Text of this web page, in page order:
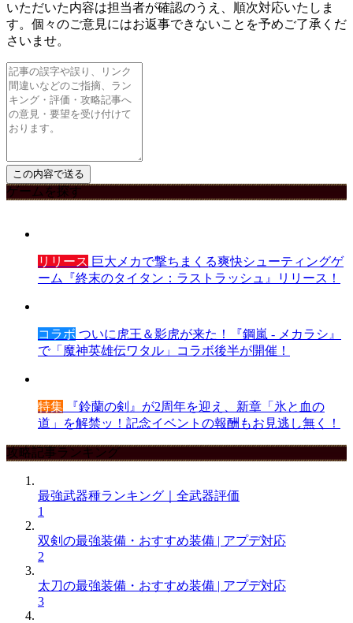
いただいた内容は担当者が確認のうえ、順次対応いたしま
す。個々のご意見にはお返事できないことを予めご了承くだ
さいませ。
ゲームを探す
リリース 巨大メカで撃ちまくる爽快シューティングゲ
ーム『終末のタイタン：ラストラッシュ』リリース！
コラボ ついに虎王＆影虎が来た！『鋼嵐 - メカラシ』
で「魔神英雄伝ワタル」コラボ後半が開催！
特集 『鈴蘭の剣』が2周年を迎え、新章「氷と血の
道」を解禁ッ！記念イベントの報酬もお見逃し無く！
攻略記事ランキング
最強武器種ランキング｜全武器評価
1
双剣の最強装備・おすすめ装備 | アプデ対応
2
太刀の最強装備・おすすめ装備 | アプデ対応
3